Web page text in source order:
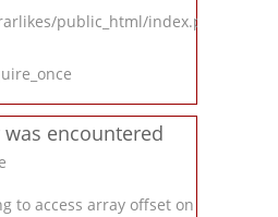
public_html/index.php
was encountered
to access array offset on